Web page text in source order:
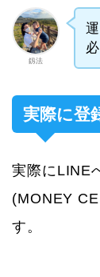
釼法
実際に登
実際にLINE
(MONEY
す。